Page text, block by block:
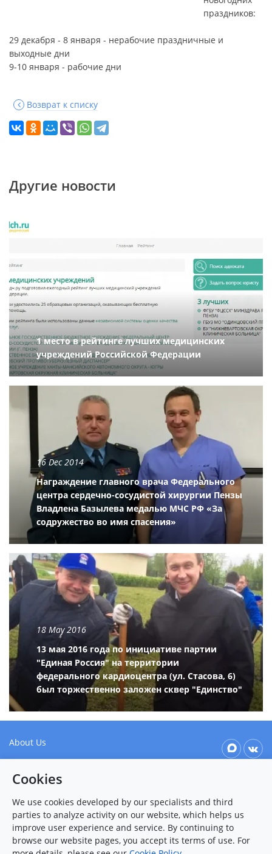
праздников:
29 декабря - 8 января - нерабочие праздничные и
выходные дни
9-10 января - рабочие дни
Возврат к списку
Другие новости
1 место в рейтинге лучших медицинских
учреждений Российской Федерации
16 Dec 2014
Награждение главного врача Федерального
центра сердечно-сосудистой хирургии Пензы
Владлена Базылева медалью МЧС РФ «За
содружество во имя спасения»
18 May 2016
13 мая 2016 года по инициативе партии
"Единая Россия" на территории
федерального кардиоцентра (ул. Стасова, 6)
был торжественно заложен сквер "Единство"
About Us
Our values
Patient & Visitor Info
Contact Us
Cookies
We use cookies developed by our specialists and third
parties to analyze activity on our website, which helps us
improve user experience and service. By continuing to
browse our website pages, you accept its terms of use. For